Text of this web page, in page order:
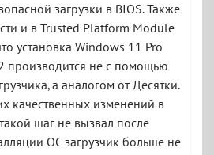
загрузки в BIOS. Также
и в Trusted Platform Module
установка Windows 11 Pro
производится не с помощью
а аналогом от Десятки.
качественных изменений в
шаг не вызвал после
ОС загрузчик больше не